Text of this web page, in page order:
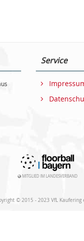
Service
MITGLIED IM LANDESVERBAND
© 2015 - 2023 VfL